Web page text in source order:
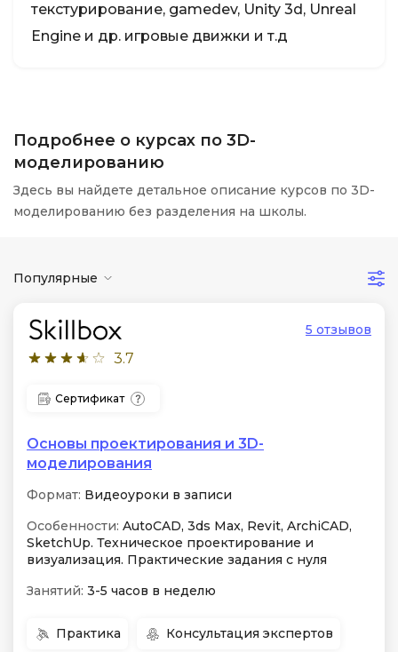
текстурирование, gamedev, Unity 3d, Unreal
Engine и др. игровые движки и т.д
Подробнее о курсах по 3D-
моделированию
Здесь вы найдете детальное описание курсов по 3D-
моделированию без разделения на школы.
Популярные
3.7
5 отзывов
Сертификат
Основы проектирования и 3D-
моделирования
Формат: Видеоуроки в записи
Особенности: AutoCAD, 3ds Max, Revit, ArchiCAD,
SketchUp. Техническое проектирование и
визуализация. Практические задания с нуля
Занятий: 3-5 часов в неделю
Практика Консультация экспертов